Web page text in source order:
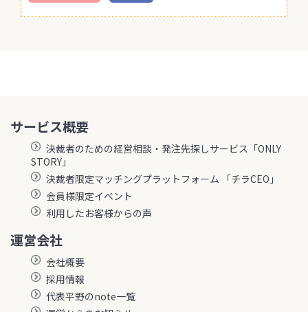
サービス概要
決裁者のための経営相談・発注先探しサービス「ONLY
STORY」
決裁者限定マッチングプラットフォーム 「チラCEO」
会員様限定イベント
利用したお客様からの声
運営会社
会社概要
採用情報
代表平野のnote一覧